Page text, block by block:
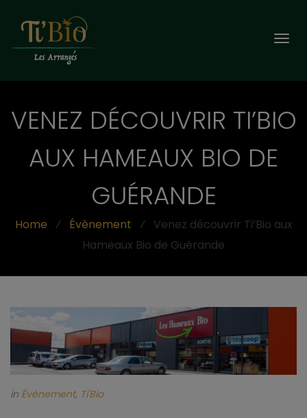
VENEZ DÉCOUVRIR TI’BIO
AUX HAMEAUX BIO DE
GUÉRANDE
Home ⁄ Évènement ⁄ Venez découvrir Ti’Bio aux
Hameaux Bio de Guérande
in Évènement, Ti'Bio